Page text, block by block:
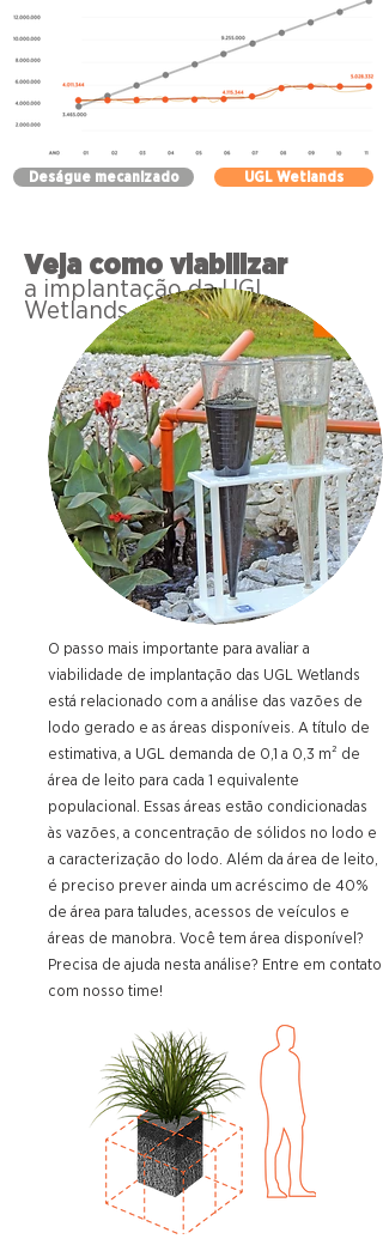
Deságue mecanizado UGL Wetlands
Veja como viabilizar
a implantação da UGL
Wetlands
O passo mais importante para avaliar a
viabilidade de implantação das UGL Wetlands
está relacionado com a análise das vazões de
lodo gerado e as áreas disponíveis. A título de
estimativa, a UGL demanda de 0,1 a 0,3 m² de
área de leito para cada 1 equivalente
populacional. Essas áreas estão condicionadas
às vazões, a concentração de sólidos no lodo e
a caracterização do lodo. Além da área de leito,
é preciso prever ainda um acréscimo de 40%
de área para taludes, acessos de veículos e
áreas de manobra. Você tem área disponível?
Precisa de ajuda nesta análise? Entre em contato
com nosso time!